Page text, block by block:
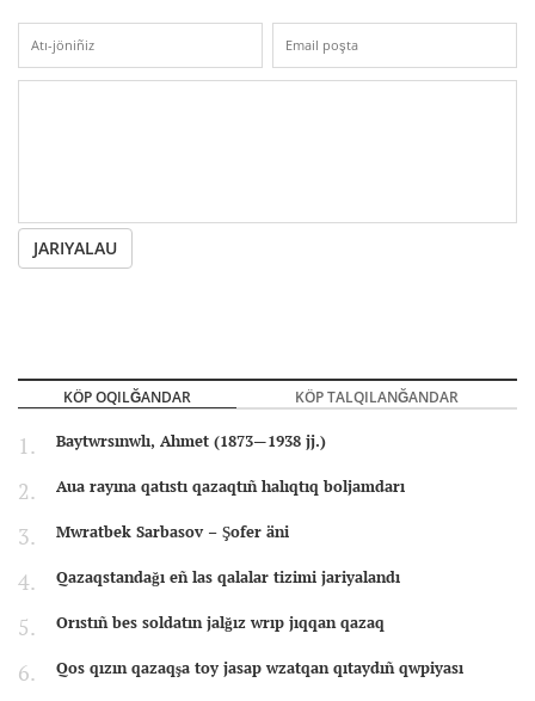
JARIYALAU
KÖP OQILĞANDAR KÖP TALQILANĞANDAR
Baytwrsınwlı, Ahmet (1873—1938 jj.)
Aua rayına qatıstı qazaqtıñ halıqtıq boljamdarı
Mwratbek Sarbasov – Şofer äni
Qazaqstandağı eñ las qalalar tizimi jariyalandı
Orıstıñ bes soldatın jalğız wrıp jıqqan qazaq
Qos qızın qazaqşa toy jasap wzatqan qıtaydıñ qwpiyası